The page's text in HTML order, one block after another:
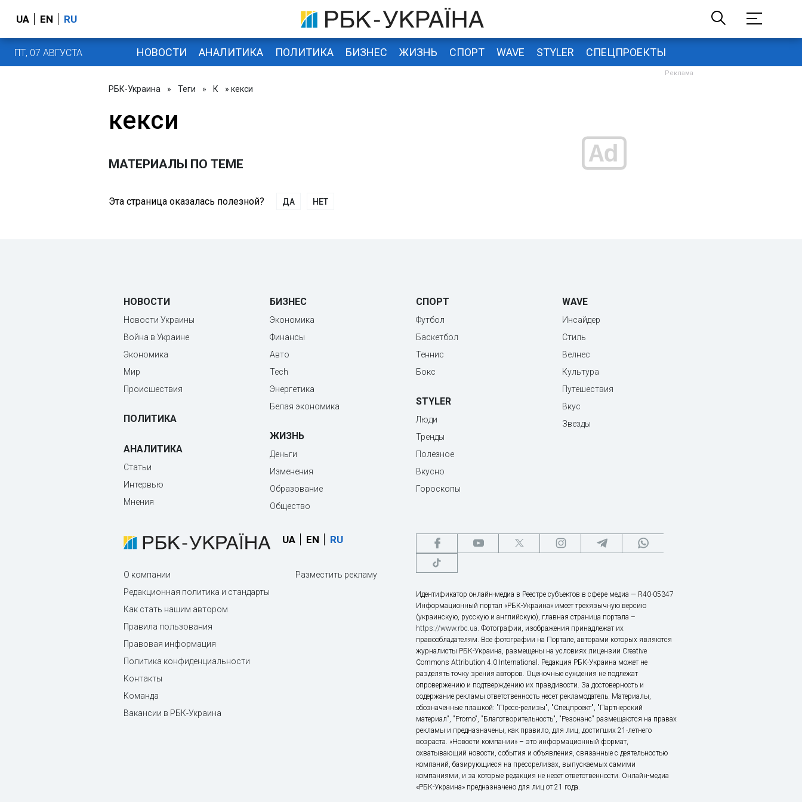
UA EN RU
ПТ, 07 АВГУСТА НОВОСТИ АНАЛИТИКА ПОЛИТИКА БИЗНЕС ЖИЗНЬ СПОРТ WAVE STYLER СПЕЦПРОЕКТЫ
РБК-Украина » Теги » К » кекси
кекси
МАТЕРИАЛЫ ПО ТЕМЕ
Эта страница оказалась полезной? ДА НЕТ
НОВОСТИ
Новости Украины
Война в Украине
Экономика
Мир
Происшествия
ПОЛИТИКА
АНАЛИТИКА
Статьи
Интервью
Мнения
БИЗНЕС
Экономика
Финансы
Авто
Tech
Энергетика
Белая экономика
ЖИЗНЬ
Деньги
Изменения
Образование
Общество
СПОРТ
Футбол
Баскетбол
Теннис
Бокс
STYLER
Люди
Тренды
Полезное
Вкусно
Гороскопы
WAVE
Инсайдер
Стиль
Велнес
Культура
Путешествия
Вкус
Звезды
UA EN RU
О компании
Редакционная политика и стандарты
Как стать нашим автором
Правила пользования
Правовая информация
Политика конфиденциальности
Контакты
Команда
Вакансии в РБК-Украина
Разместить рекламу
Идентификатор онлайн-медиа в Реестре субъектов в сфере медиа — R40-05347
Информационный портал «РБК-Украина» имеет трехязычную версию
(украинскую, русскую и английскую), главная страница портала –
https://www.rbc.ua. Фотографии, изображения принадлежат их
правообладателям. Все фотографии на Портале, авторами которых являются
журналисты РБК-Украина, размещены на условиях лицензии Creative
Commons Attribution 4.0 International. Редакция РБК-Украина может не
разделять точку зрения авторов. Оценочные суждения не подлежат
опровержению и подтверждению их правдивости. За достоверность и
содержание рекламы ответственность несет рекламодатель. Материалы,
обозначенные плашкой: "Пресс-релизы", "Спецпроект", "Партнерский
материал", "Promo", "Благотворительность", "Резонанс" размещаются на правах
рекламы и предназначены, как правило, для лиц, достигших 21-летнего
возраста. «Новости компании» – это информационный формат,
охватывающий новости, события и объявления, связанные с деятельностью
компаний, базирующиеся на прессрелизах, выпускаемых самими
компаниями, и за которые редакция не несет ответственности. Онлайн-медиа
«РБК-Украина» предназначено для лиц от 21 года.